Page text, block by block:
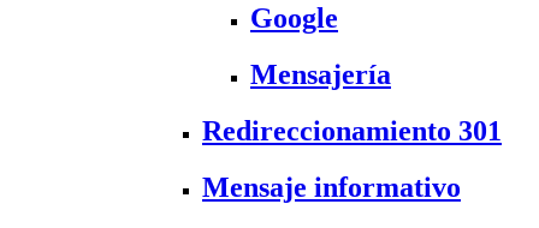
Google
Mensajería
Redireccionamiento 301
Mensaje informativo